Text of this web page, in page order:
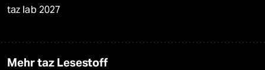
taz lab 2027
Mehr taz Lesestoff